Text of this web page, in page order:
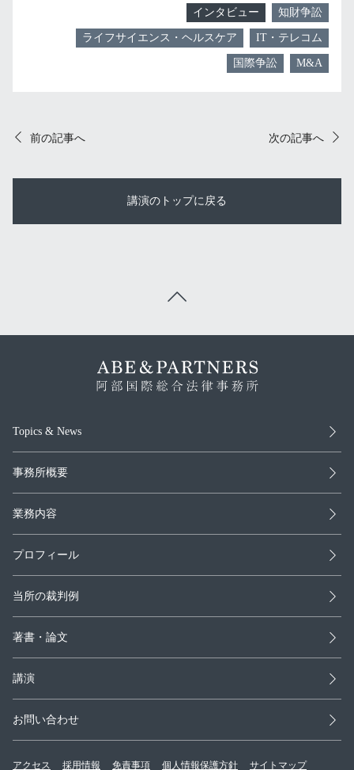
インタビュー 知財争訟
ライフサイエンス・ヘルスケア IT・テレコム
国際争訟 M&A
前の記事へ
講演のトップに戻る
次の記事へ
Topics & News
事務所概要
業務内容
プロフィール
当所の裁判例
著書・論文
講演
お問い合わせ
アクセス 採用情報 免責事項 個人情報保護方針 サイトマップ